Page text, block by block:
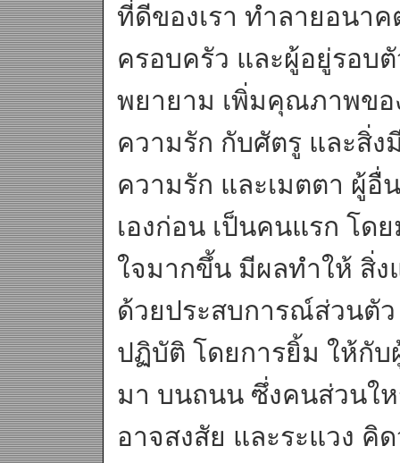
ที่ดีของเรา ทำลายอนาค
ครอบครัว และผู้อยู่รอบ
พยายาม เพิ่มคุณภาพขอ
ความรัก กับศัตรู และสิ่
ความรัก และเมตตา ผู้อื่
เองก่อน เป็นคนแรก โด
ใจมากขึ้น มีผลทำให้ สิ่
ด้วยประสบการณ์ส่วนตัว
ปฏิบัติ โดยการยิ้ม ให้กั
มา บนถนน ซึ่งคนส่วนใ
อาจสงสัย และระแวง คิ